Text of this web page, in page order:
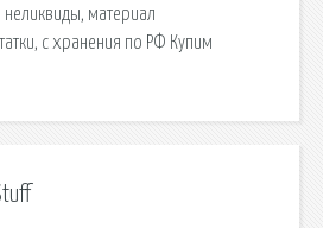
материал
с хранения по РФ Купим